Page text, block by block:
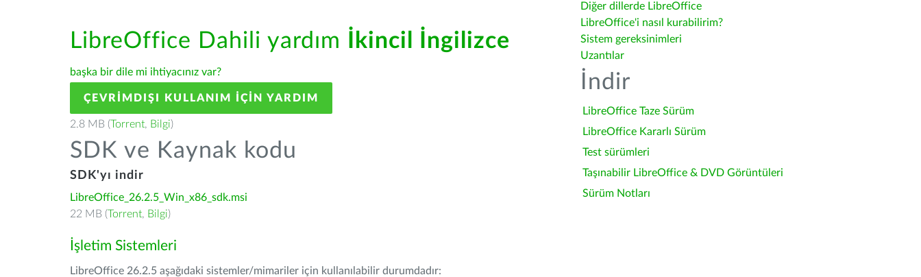
LibreOffice Dahili yardım İkincil İngilizce
başka bir dile mi ihtiyacınız var?
ÇEVRIMDIŞI KULLANIM IÇIN YARDIM
2.8 MB (Torrent, Bilgi)
SDK ve Kaynak kodu
SDK'yı indir
LibreOffice_26.2.5_Win_x86_sdk.msi
22 MB (Torrent, Bilgi)
İşletim Sistemleri
LibreOffice 26.2.5 aşağıdaki sistemler/mimariler için kullanılabilir durumdadır:
Diğer dillerde LibreOffice
LibreOffice'i nasıl kurabilirim?
Sistem gereksinimleri
Uzantılar
İndir
LibreOffice Taze Sürüm
LibreOffice Kararlı Sürüm
Test sürümleri
Taşınabilir LibreOffice & DVD Görüntüleri
Sürüm Notları